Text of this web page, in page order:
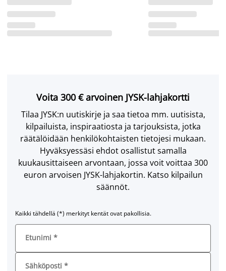
Voita 300 € arvoinen JYSK-lahjakortti
Tilaa JYSK:n uutiskirje ja saa tietoa mm. uutisista,
kilpailuista, inspiraatiosta ja tarjouksista, jotka
räätälöidään henkilökohtaisten tietojesi mukaan.
Hyväksyessäsi ehdot osallistut samalla
kuukausittaiseen arvontaan, jossa voit voittaa 300
euron arvoisen JYSK-lahjakortin. Katso kilpailun
säännöt.
Kaikki tähdellä (*) merkityt kentät ovat pakollisia.
Etunimi *
Sähköposti *